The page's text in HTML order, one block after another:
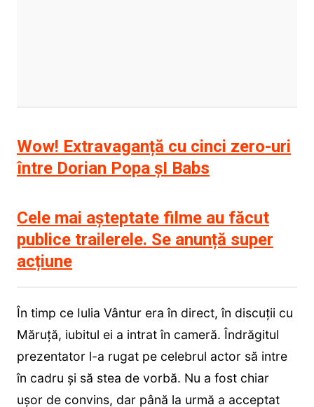
Wow! Extravaganță cu cinci zero-uri
între Dorian Popa șI Babs
Cele mai așteptate filme au făcut
publice trailerele. Se anunță super
acțiune
În timp ce Iulia Vântur era în direct, în discuții cu
Măruță, iubitul ei a intrat în cameră. Îndrăgitul
prezentator l-a rugat pe celebrul actor să intre
în cadru și să stea de vorbă. Nu a fost chiar
ușor de convins, dar până la urmă a acceptat